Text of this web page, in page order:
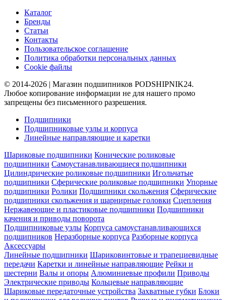
Каталог
Бренды
Статьи
Контакты
Пользовательское соглашение
Политика обработки персональных данных
Cookie файлы
© 2014-2026 | Магазин подшипников PODSHIPNIK24.
Любое копирование информации не для нашего промо
запрещены без письменного разрешения.
Подшипники
Подшипниковые узлы и корпуса
Линейные направляющие и каретки
Шариковые подшипники Конические роликовые
подшипники Самоустанавливающиеся подшипники
Цилиндрические роликовые подшипники Игольчатые
подшипники Сферические роликовые подшипники Упорные
подшипники Ролики Подшипники скольжения Сферические
подшипники скольжения и шарнирные головки Сцепления
Нержавеющие и пластиковые подшипники Подшипники
качения и приводы поворота
Подшипниковые узлы Корпуса самоустанавливающихся
подшипников Неразборные корпуса Разборные корпуса
Аксессуары
Линейные подшипники Шариковинтовые и трапециевидные
передачи Каретки и линейные направляющие Рейки и
шестерни Валы и опоры Алюминиевые профили Приводы
Электрические приводы Кольцевые направляющие
Шариковые передаточные устройства Захватные губки Блоки